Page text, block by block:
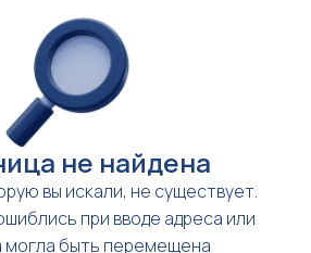
не найдена
вы искали, не существует.
при вводе адреса или
могла быть перемещена